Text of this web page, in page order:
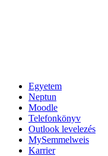
Egyetem
Neptun
Moodle
Telefonkönyv
Outlook levelezés
MySemmelweis
Karrier